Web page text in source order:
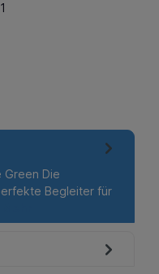
Green Die
Begleiter für